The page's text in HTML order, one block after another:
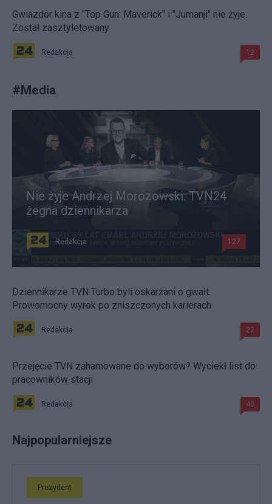
Gwiazdor kina z "Top Gun: Maverick" i "Jumanji" nie żyje.
Został zasztyletowany
Redakcja 12
#Media
Nie żyje Andrzej Morozowski. TVN24
żegna dziennikarza
Redakcja 127
Dziennikarze TVN Turbo byli oskarżani o gwałt.
Prowomocny wyrok po zniszczonych karierach
Redakcja 22
Przejęcie TVN zahamowane do wyborów? Wyciekł list do
pracowników stacji
Redakcja 40
Najpopularniejsze
Prezydent